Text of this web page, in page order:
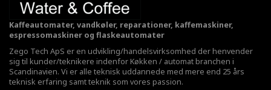
Kaffeautomater, vandkøler, reparationer, kaffemaskiner,
espressomaskiner og flaskeautomater
Zego Tech ApS er en udvikling/handelsvirksomhed der henvender
sig til kunder/teknikere indenfor Køkken / automat branchen i
Scandinavien. Vi er alle teknisk uddannede med mere end 25 års
teknisk erfaring samt teknik som vores passion.